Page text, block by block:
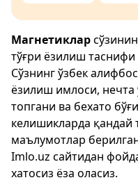
Магнетиклар
тўғри ёзилиш
Сўзнинг ўзбек
ёзилиш имлоси, нечта
топгани ва бехато
келишикларда қандай
маълумотлар
Imlo.uz сайтидан
хатосиз ёза оласиз.